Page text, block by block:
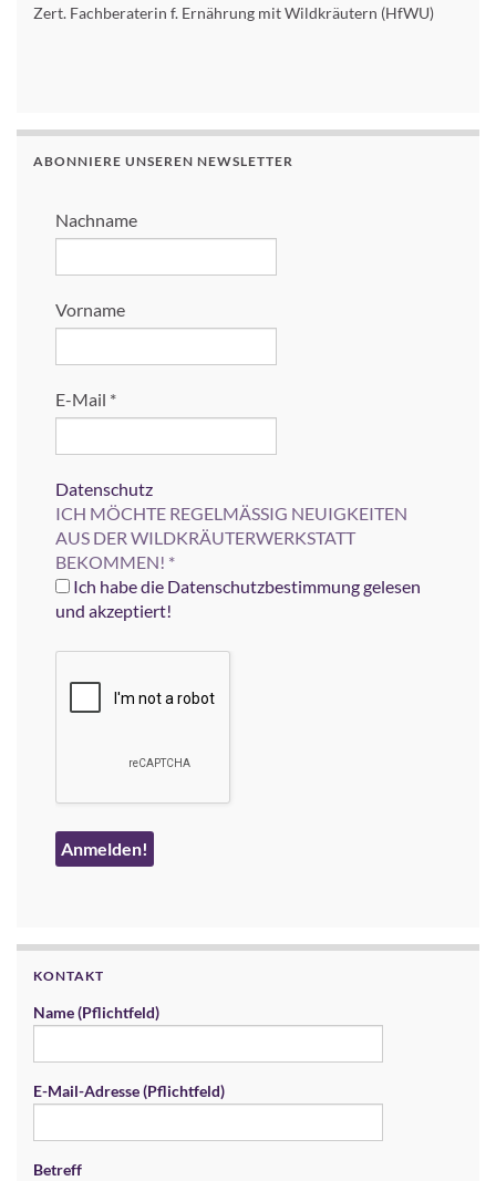
Zert. Fachberaterin f. Ernährung mit Wildkräutern (HfWU)
ABONNIERE UNSEREN NEWSLETTER
Nachname
Vorname
E-Mail *
Datenschutz
ICH MÖCHTE REGELMÄSSIG NEUIGKEITEN
AUS DER WILDKRÄUTERWERKSTATT
BEKOMMEN! *
Ich habe die Datenschutzbestimmung gelesen
und akzeptiert!
KONTAKT
Name (Pflichtfeld)
E-Mail-Adresse (Pflichtfeld)
Betreff